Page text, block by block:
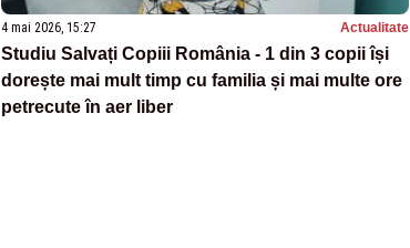
4 mai 2026, 15:27 Actualitate
Studiu Salvați Copiii România - 1 din 3 copii își
dorește mai mult timp cu familia și mai multe ore
petrecute în aer liber